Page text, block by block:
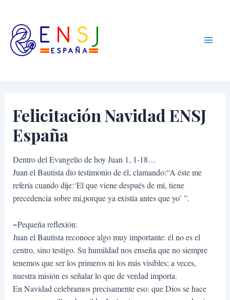
contenido
Felicitación Navidad ENSJ
España
Dentro del Evangelio de hoy Juan 1, 1-18…
Juan el Bautista dio testimonio de él, clamando:“A éste me
refería cuando dije:‘El que viene después de mí, tiene
precedencia sobre mí,porque ya existía antes que yo’ ”.
~Pequeña reflexión:
Juan el Bautista reconoce algo muy importante: él no es el
centro, sino testigo. Su humildad nos enseña que no siempre
tenemos que ser los primeros ni los más visibles; a veces,
nuestra misión es señalar lo que de verdad importa.
En Navidad celebramos precisamente eso: que Dios se hace
entradas